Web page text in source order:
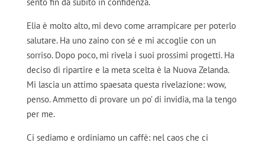
Elia è molto alto, mi devo come arrampicare per poterlo
salutare. Ha uno zaino con sé e mi accoglie con un
sorriso. Dopo poco, mi rivela i suoi prossimi progetti. Ha
deciso di ripartire e la meta scelta è la Nuova Zelanda.
Mi lascia un attimo spaesata questa rivelazione: wow,
penso. Ammetto di provare un po’ di invidia, ma la tengo
per me.
Ci sediamo e ordiniamo un caffè: nel caos che ci